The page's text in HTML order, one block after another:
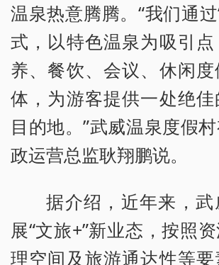
温泉热意腾腾。“我们通过
式，以特色温泉为吸引
养、餐饮、会议、休闲
体，为游客提供一处绝
目的地。”武威温泉度假
政运营总监耿翔鹏说。
据介绍，近年来，
展“文旅+”新业态，按照
理空间及旅游通达性等